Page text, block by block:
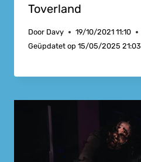
Toverland
Door Davy
19/10/2021 11:10
Geüpdatet op 15/05/2025 21:03